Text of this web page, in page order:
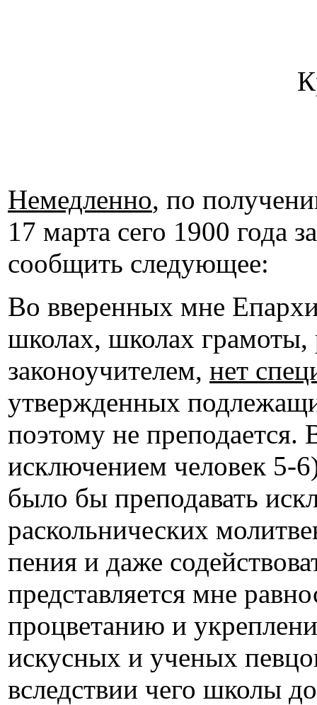
Немедленно, по
17 марта сего 1900 года
сообщить следующее:
Во вверенных мне
школах, школах грамоты,
законоучителем, нет
утвержденных
поэтому не преподается.
исключением человек 5-
было бы преподавать
раскольнических
пения и даже
представляется мне
процветанию и
искусных и ученых
вследствии чего школы